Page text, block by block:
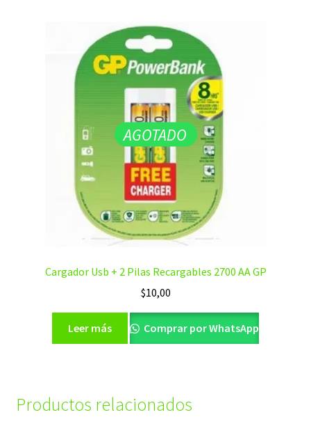
AGOTADO
Cargador Usb + 2 Pilas Recargables 2700 AA GP
$10,00
Leer más Comprar por WhatsApp
Productos relacionados